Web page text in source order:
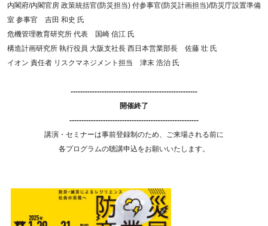
内閣府/内閣官房 政策統括官(防災担当) 付参事官(防災計画担当)/防災庁設置準備
室 参事官 吉田 和史 氏
危機管理教育研究所 代表 国崎 信江 氏
構造計画研究所 執行役員 大阪支社長 西日本営業部長 佐藤 壮 氏
イオン 責任者 リスクマネジメント担当 津末 浩治 氏
-----------------------------------------------------
開催終了
------------------------------------------------------
講演・セミナーは事前登録制のため、ご来場される前に
各プログラムの聴講申込をお願いいたします。